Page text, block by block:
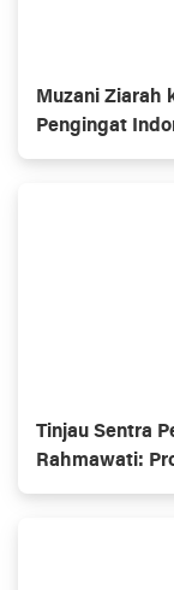
Muzani Ziarah
Pengingat
Tinjau Sentra
Rahmawati:
Optimistis